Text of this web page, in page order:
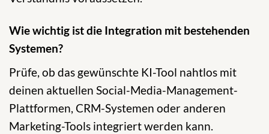
Wie wichtig ist die Integration mit bestehenden
Systemen?
Prüfe, ob das gewünschte KI-Tool nahtlos mit
deinen aktuellen Social-Media-Management-
Plattformen, CRM-Systemen oder anderen
Marketing-Tools integriert werden kann.